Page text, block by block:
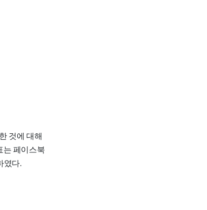
것에 대해
는 페이스북
였다.